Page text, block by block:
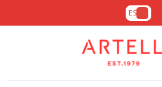
ES